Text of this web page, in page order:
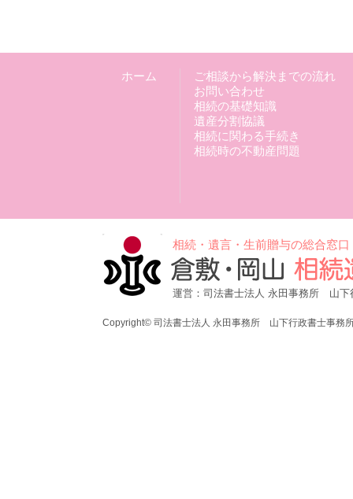
ホーム
ご相談から解決までの流れ
お問い合わせ
相続の基礎知識
遺産分割協議
相続に関わる手続き
相続時の不動産問題
相続・遺言・生前贈与の総合窓口
運営：司法書士法人 永田事務所 山下
Copyright© 司法書士法人 永田事務所 山下行政書士事務